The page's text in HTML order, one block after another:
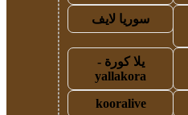
سوريا لايف
يلا كورة -
yallakora
kooralive